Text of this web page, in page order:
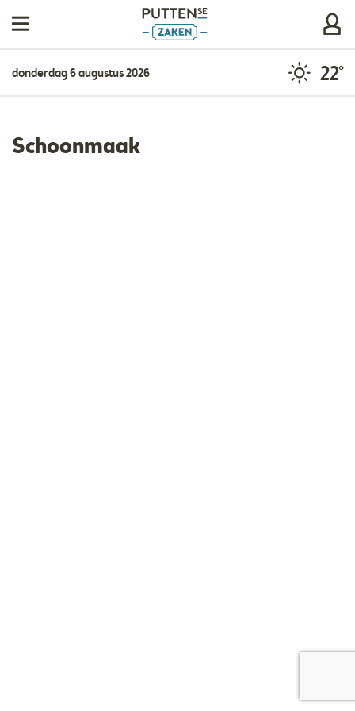
donderdag 6 augustus 2026 22°
Schoonmaak